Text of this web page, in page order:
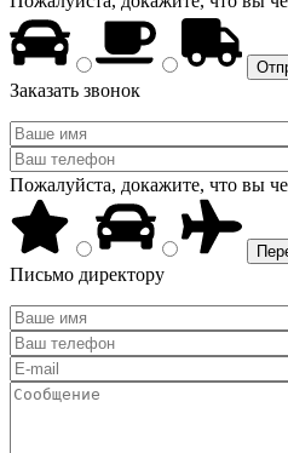
Заказать звонок
Пожалуйста, докажите, что вы
Письмо директору